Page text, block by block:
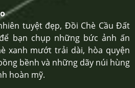
tuyệt đẹp, Đồi Chè Cầu Đất
bạn chụp những bức ảnh ấn
xanh mướt trải dài, hòa quyện
bềnh và những dãy núi hùng
hoàn mỹ.